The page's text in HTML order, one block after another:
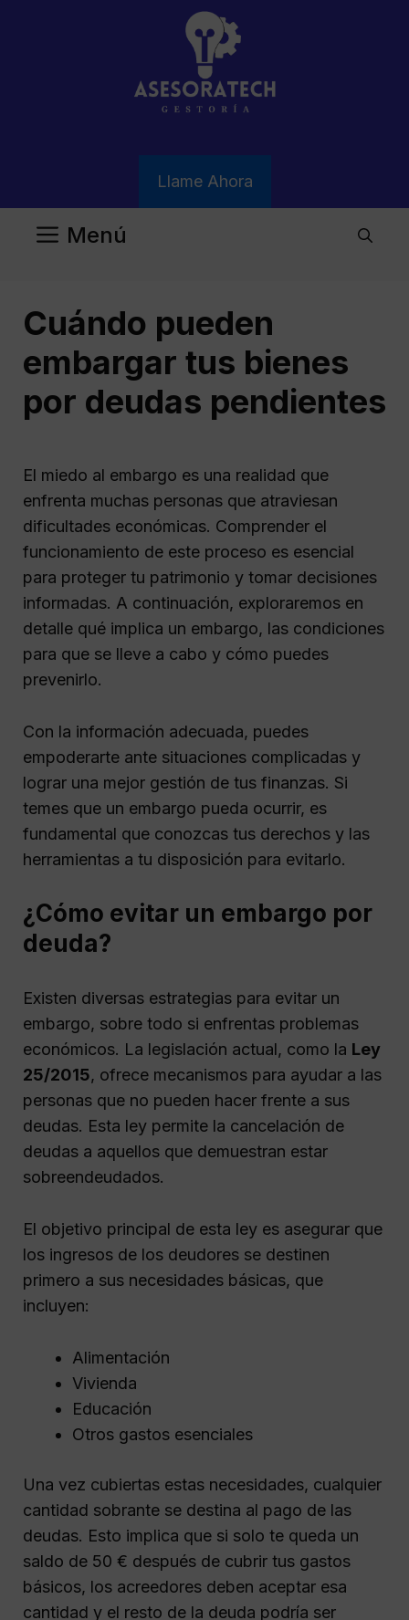
Llame Ahora
Menú
Cuándo pueden
embargar tus bienes
por deudas pendientes
El miedo al embargo es una realidad que
enfrenta muchas personas que atraviesan
dificultades económicas. Comprender el
funcionamiento de este proceso es esencial
para proteger tu patrimonio y tomar decisiones
informadas. A continuación, exploraremos en
detalle qué implica un embargo, las condiciones
para que se lleve a cabo y cómo puedes
prevenirlo.
Con la información adecuada, puedes
empoderarte ante situaciones complicadas y
lograr una mejor gestión de tus finanzas. Si
temes que un embargo pueda ocurrir, es
fundamental que conozcas tus derechos y las
herramientas a tu disposición para evitarlo.
¿Cómo evitar un embargo por
deuda?
Existen diversas estrategias para evitar un
embargo, sobre todo si enfrentas problemas
económicos. La legislación actual, como la Ley
25/2015, ofrece mecanismos para ayudar a las
personas que no pueden hacer frente a sus
deudas. Esta ley permite la cancelación de
deudas a aquellos que demuestran estar
sobreendeudados.
El objetivo principal de esta ley es asegurar que
los ingresos de los deudores se destinen
primero a sus necesidades básicas, que
incluyen:
Alimentación
Vivienda
Educación
Otros gastos esenciales
Una vez cubiertas estas necesidades, cualquier
cantidad sobrante se destina al pago de las
deudas. Esto implica que si solo te queda un
saldo de 50 € después de cubrir tus gastos
básicos, los acreedores deben aceptar esa
cantidad y el resto de la deuda podría ser